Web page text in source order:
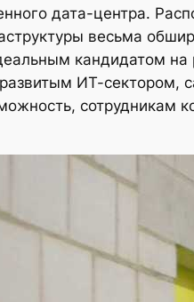
дата-центра.
весьма
кандидатом
ИТ-сектором,
сотрудникам